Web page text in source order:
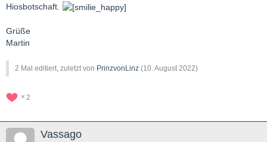
Hiosbotschaft.
Grüße
Martin
2 Mal editiert, zuletzt von PrinzvonLinz (10. August 2022)
2
Vassago